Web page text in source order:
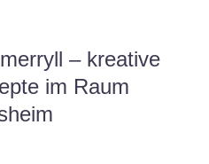
– kreative
im Raum